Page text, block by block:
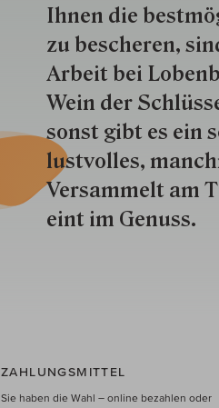
Ihnen die
zu besche­ren,
Arbeit bei
Wein der
sonst gibt es ein
lustvolles,
Versammelt am
eint im Genuss.
ZAHLUNGSMITTEL
Sie haben die Wahl – online bezahlen oder